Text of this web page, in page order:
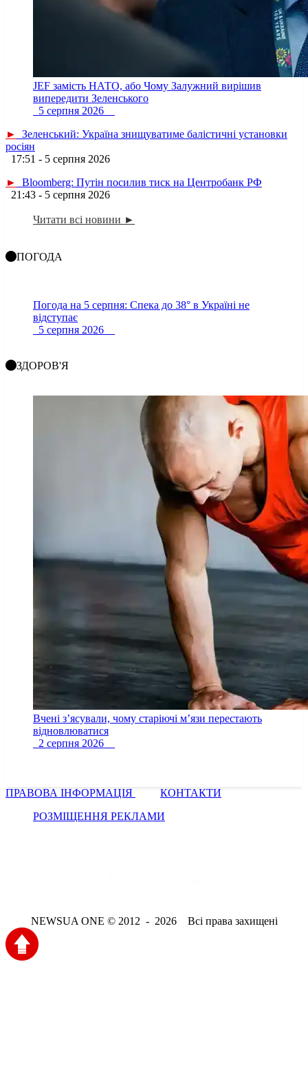
JEF замість НАТО, або Чому Залужний вирішив
випередити Зеленського
5 серпня 2026
►
Зеленський: Україна знищуватиме балістичні установки
росіян
17:51 - 5 серпня 2026
►
Bloomberg: Путін посилив тиск на Центробанк РФ
21:43 - 5 серпня 2026
Читати всі новини ►
ПОГОДА
Погода на 5 серпня: Спека до 38° в Україні не
відступає
5 серпня 2026
ЗДОРОВ'Я
Вчені з’ясували, чому старіючі м’язи перестають
відновлюватися
2 серпня 2026
ПРАВОВА ІНФОРМАЦІЯ
КОНТАКТИ
РОЗМІЩЕННЯ РЕКЛАМИ
NEWSUA ONE © 2012 - 2026 Всі права захищені